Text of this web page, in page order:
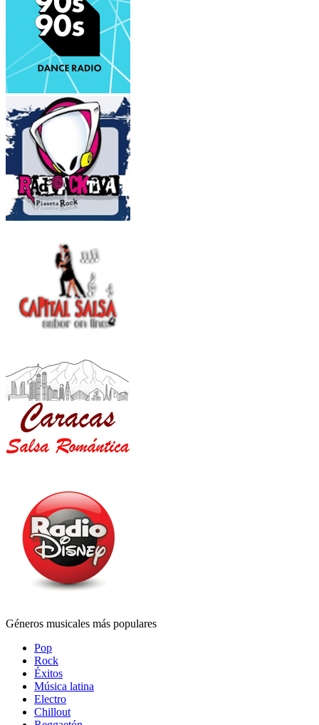
Géneros musicales más populares
Pop
Rock
Éxitos
Música latina
Electro
Chillout